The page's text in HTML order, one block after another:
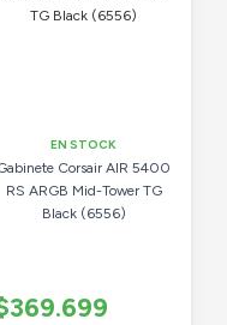
EN STOCK
Corsair AIR 5400
RS ARGB Mid-Tower TG
Black (6556)